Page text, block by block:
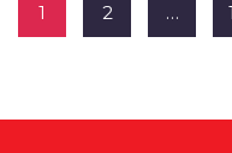
1 2 …